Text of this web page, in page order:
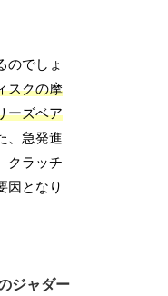
のでしょ
スクの摩
ーズベア
、急発進
クラッチ
因となり
ジャダー